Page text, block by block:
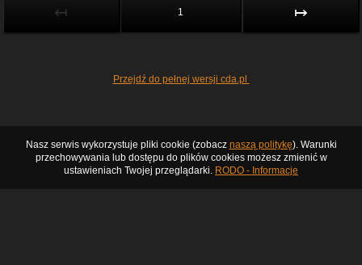
↤ 1 ↦
Przejdź do pełnej wersji cda.pl
Nasz serwis wykorzystuje pliki cookie (zobacz naszą politykę). Warunki
przechowywania lub dostępu do plików cookies możesz zmienić w
ustawieniach Twojej przeglądarki. RODO - Informacje